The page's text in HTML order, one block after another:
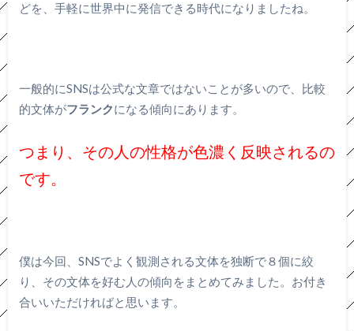
どを、手軽に世界中に発信できる時代になりましたね。
一般的にSNSは公式な文章ではないことが多いので、比較
的文体がフランクになる傾向にあります。
つまり、その人の性格が色濃く反映されるの
です。
僕は今回、SNSでよく観測される文体を独断で８個に絞
り、その文体を好む人の傾向をまとめてみました。お付き
合いいただければと思います。